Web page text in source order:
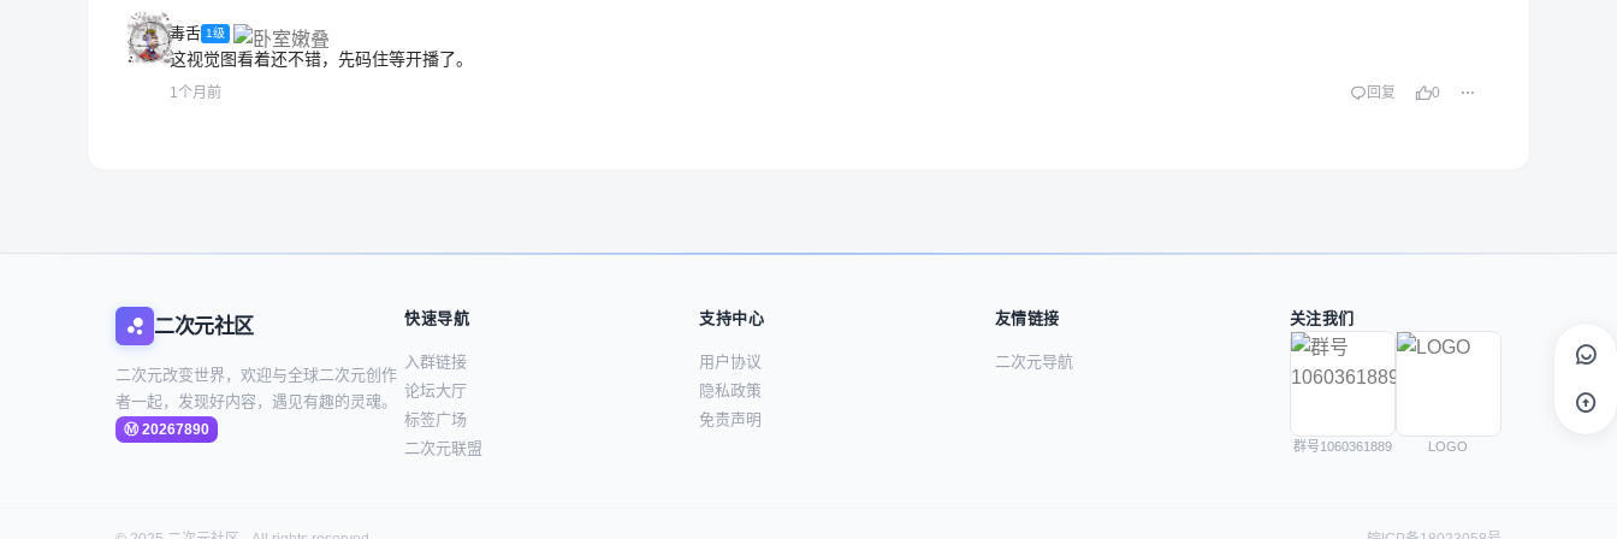
毒舌 1级
这视觉图看着还不错，先码住等开播了。
1个月前 回复 0
二次元社区
二次元改变世界，欢迎与全球二次元创作
者一起，发现好内容，遇见有趣的灵魂。
快速导航
入群链接
论坛大厅
标签广场
二次元联盟
支持中心
用户协议
隐私政策
免责声明
友情链接
二次元导航
关注我们
群号1060361889 LOGO